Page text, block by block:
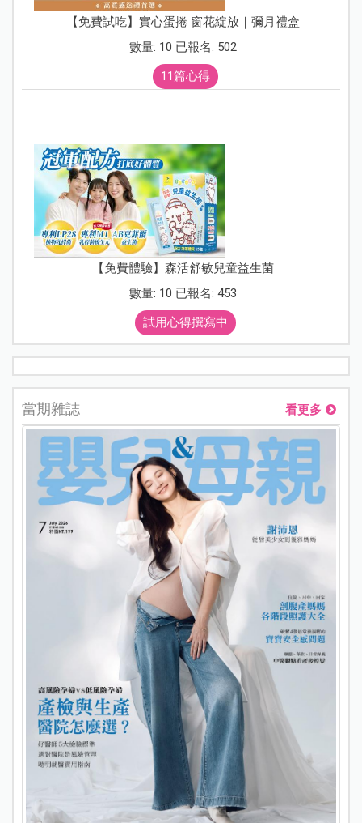
【免費試吃】實心蛋捲 窗花綻放｜彌月禮盒
數量: 10 已報名: 502
11篇心得
【免費體驗】森活舒敏兒童益生菌
數量: 10 已報名: 453
試用心得撰寫中
當期雜誌 看更多